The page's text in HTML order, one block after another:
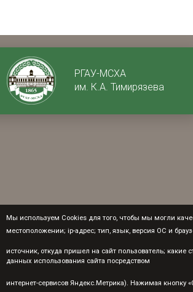
РГАУ-МСХА
им. К.А. Тимирязева
Мы используем Cookies для того, чтобы мы могли
местоположении; ip-адрес; тип, язык, версия ОС и
источник, откуда пришел на сайт пользователь;
данных использования сайта посредством
интернет-сервисов Яндекс.Метрика). Нажимая